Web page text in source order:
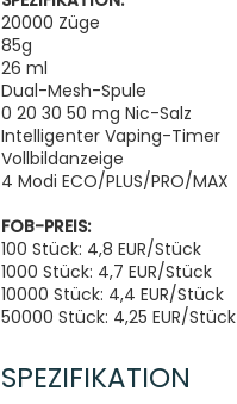
20000 Züge
85g
26 ml
Dual-Mesh-Spule
0 20 30 50 mg Nic-Salz
Intelligenter Vaping-Timer
Vollbildanzeige
4 Modi ECO/PLUS/PRO/MAX
FOB-PREIS:
100 Stück: 4,8 EUR/Stück
1000 Stück: 4,7 EUR/Stück
10000 Stück: 4,4 EUR/Stück
50000 Stück: 4,25 EUR/Stück
SPEZIFIKATION